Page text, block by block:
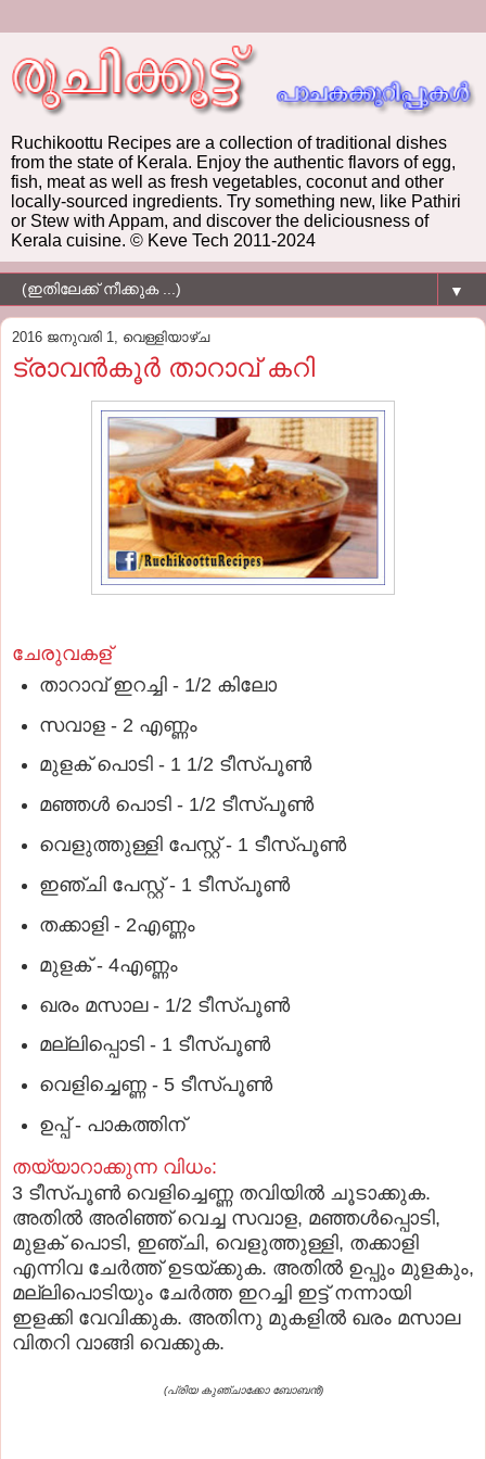
Ruchikoottu Recipes are a collection of traditional dishes
from the state of Kerala. Enjoy the authentic flavors of egg,
fish, meat as well as fresh vegetables, coconut and other
locally-sourced ingredients. Try something new, like Pathiri
or Stew with Appam, and discover the deliciousness of
Kerala cuisine. © Keve Tech 2011-2024
▼
2016 ജനുവരി 1, വെള്ളിയാഴ്‌ച
ട്രാവന്‍കൂര്‍ താറാവ് കറി
ചേരുവകള്
താറാവ് ഇറച്ചി - 1/2 കിലോ
സവാള - 2 എണ്ണം
മുളക് പൊടി - 1 1/2 ടീസ്പൂണ്‍
മഞ്ഞള്‍ പൊടി - 1/2 ടീസ്പൂണ്‍
വെളുത്തുള്ളി പേസ്റ്റ് - 1 ടീസ്പൂണ്‍
ഇഞ്ചി പേസ്റ്റ് - 1 ടീസ്പൂണ്‍
തക്കാളി - 2എണ്ണം
മുളക് - 4എണ്ണം
ഖരം മസാല - 1/2 ടീസ്പൂണ്‍
മല്ലിപ്പൊടി - 1 ടീസ്പൂണ്‍
വെളിച്ചെണ്ണ - 5 ടീസ്പൂണ്‍
ഉപ്പ് - പാകത്തിന്
തയ്യാറാക്കുന്ന വിധം:
3 ടീസ്പൂണ്‍ വെളിച്ചെണ്ണ തവിയില്‍ ചൂടാക്കുക.
അതില്‍ അരിഞ്ഞ് വെച്ച സവാള, മഞ്ഞള്‍പ്പൊടി,
മുളക് പൊടി, ഇഞ്ചി, വെളുത്തുള്ളി, തക്കാളി
എന്നിവ ചേര്‍ത്ത് ഉടയ്ക്കുക. അതില്‍ ഉപ്പും മുളകും,
മല്ലിപൊടിയും ചേര്‍ത്ത ഇറച്ചി ഇട്ട് നന്നായി
ഇളക്കി വേവിക്കുക. അതിനു മുകളില്‍ ഖരം മസാല
വിതറി വാങ്ങി വെക്കുക.
(പ്രിയ കുഞ്ചാക്കോ ബോബൻ)